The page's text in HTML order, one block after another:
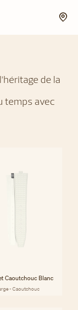
de la
temps avec
Caoutchouc Blanc
- Caoutchouc